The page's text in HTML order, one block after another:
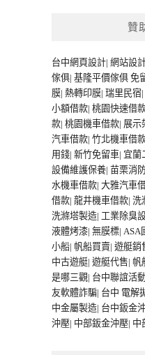
贊
台中網頁設計| 網站設
傢俱| 基隆平價傢俱 免
膜| 熱轉印膜| 瑞里民宿|
小額借款| 桃園快速借
款| 桃園機車借款| 展示
汽車借款| 竹北機車借
用錢| 新竹免留車 | 宜蘭
設備維護保養| 苗栗消
水機車借款| 大雅汽車
借款| 龍井機車借款| 洗
洗滌塔製造| 工業除臭
液體烤漆| 無膜標| ASA
小船| 帆船買賣| 遊艇銷
中古遊艇| 遊艇代售| 帆
是哪三觀| 台中聯誼活
友軟體詐騙| 台中 電解
中金屬製造| 台中鈑金
沖壓| 中部鈑金沖壓| 中